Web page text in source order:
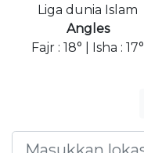
Liga dunia Islam
Angles
Fajr : 18° | Isha : 17°